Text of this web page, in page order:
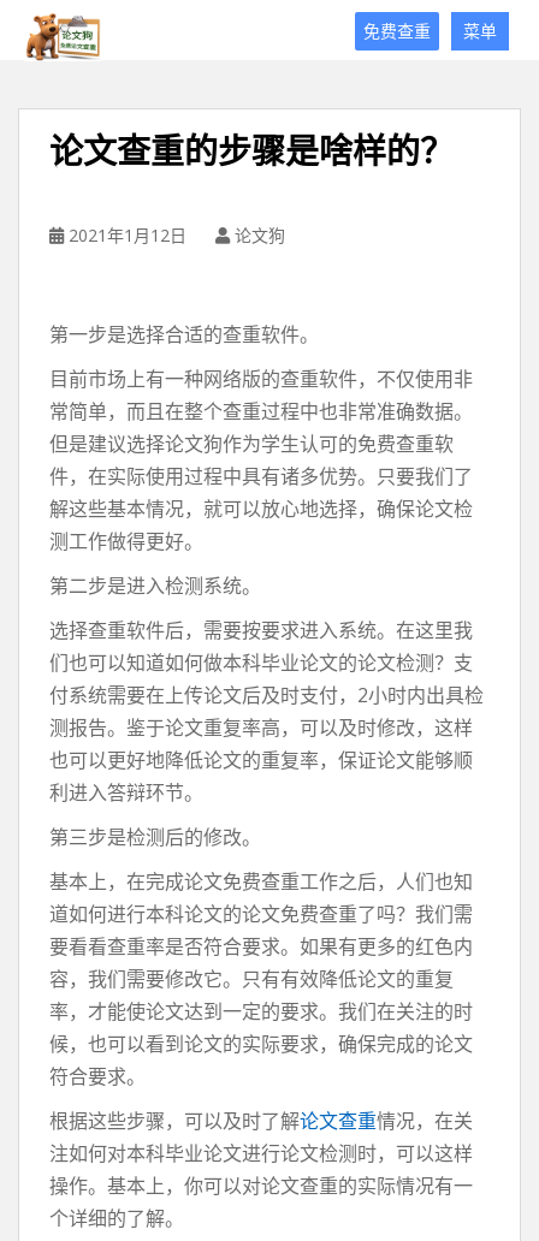
菜单
免费查重
论文查重的步骤是啥样的？
2021年1月12日 论文狗
第一步是选择合适的查重软件。
目前市场上有一种网络版的查重软件，不仅使用非
常简单，而且在整个查重过程中也非常准确数据。
但是建议选择论文狗作为学生认可的免费查重软
件，在实际使用过程中具有诸多优势。只要我们了
解这些基本情况，就可以放心地选择，确保论文检
测工作做得更好。
第二步是进入检测系统。
选择查重软件后，需要按要求进入系统。在这里我
们也可以知道如何做本科毕业论文的论文检测？支
付系统需要在上传论文后及时支付，2小时内出具检
测报告。鉴于论文重复率高，可以及时修改，这样
也可以更好地降低论文的重复率，保证论文能够顺
利进入答辩环节。
第三步是检测后的修改。
基本上，在完成论文免费查重工作之后，人们也知
道如何进行本科论文的论文免费查重了吗？我们需
要看看查重率是否符合要求。如果有更多的红色内
容，我们需要修改它。只有有效降低论文的重复
率，才能使论文达到一定的要求。我们在关注的时
候，也可以看到论文的实际要求，确保完成的论文
符合要求。
根据这些步骤，可以及时了解论文查重情况，在关
注如何对本科毕业论文进行论文检测时，可以这样
操作。基本上，你可以对论文查重的实际情况有一
个详细的了解。